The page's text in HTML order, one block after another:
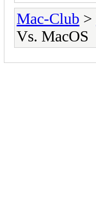
Mac-Club >
Vs. MacOS